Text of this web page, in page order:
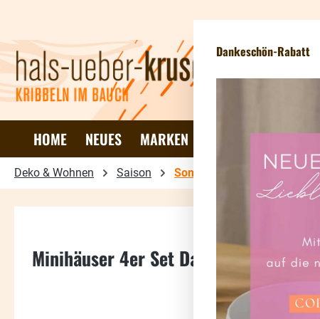
HOME NEUES MARKEN DEKO & WOHNEN
Deko & Wohnen Saison Sommer & Herbst
Minihäuser 4er Set Datsche
Dankeschön-Rabatt